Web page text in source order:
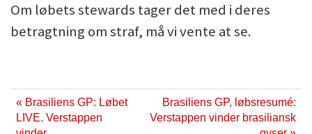
Om løbets stewards tager det med i deres
betragtning om straf, må vi vente at se.
« Brasiliens GP: Løbet
LIVE. Verstappen
Brasiliens GP, løbsresumé:
Verstappen vinder brasiliansk